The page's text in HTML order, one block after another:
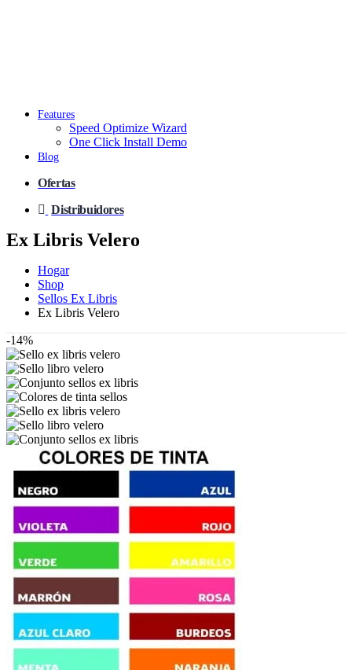
Features
Speed Optimize Wizard
One Click Install Demo
Blog
Ofertas
Distribuidores
Ex Libris Velero
Hogar
Shop
Sellos Ex Libris
Ex Libris Velero
-14%